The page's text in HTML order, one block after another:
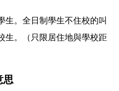
生。全日制學生不住校的叫
生。（只限居住地與學校距
思